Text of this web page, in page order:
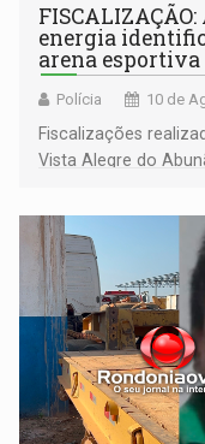
energia
arena esportiva
Polícia 10 de
Fiscalizações
Vista Alegre do
com fornecimento